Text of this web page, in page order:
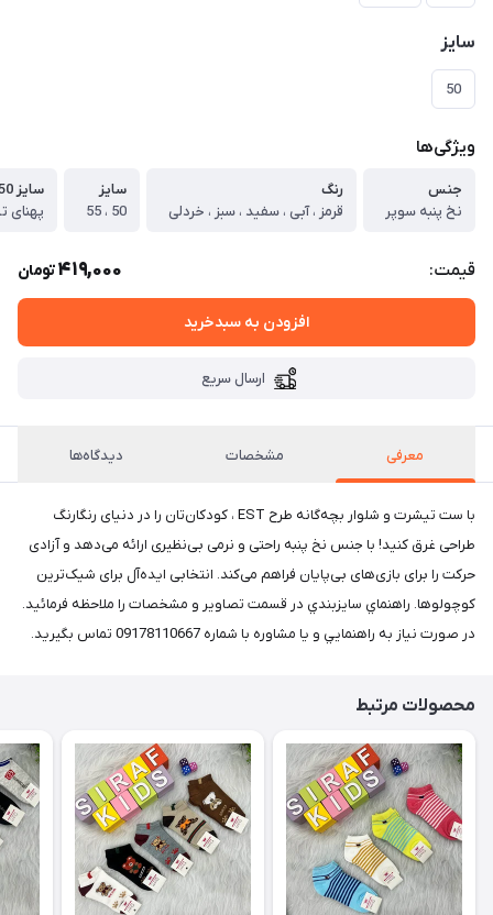
سایز
50
ویژگی‌ها
جنس
نخ پنبه سوپر
رنگ
قرمز ، آبی ، سفید ، سبز ، خردلی
سایز
50 ، 55
سایز 50
قیمت: 419,000تومان
افزودن به سبدخرید
ارسال سریع
معرفی مشخصات دیدگاه‌ها
با ست تیشرت و شلوار بچه‌گانه طرح EST ، کودکان‌تان را در دنیای رنگارنگ
طراحی غرق کنید! با جنس نخ پنبه راحتی و نرمی بی‌نظیری ارائه می‌دهد و آزادی
حرکت را برای بازی‌های بی‌پایان فراهم می‌کند. انتخابی ایده‌آل برای شیک‌ترین
کوچولوها. راهنماي سايزبندي در قسمت تصاوير و مشخصات را ملاحظه فرمائيد.
در صورت نياز به راهنمايي و يا مشاوره با شماره 09178110667 تماس بگيريد.
محصولات مرتبط